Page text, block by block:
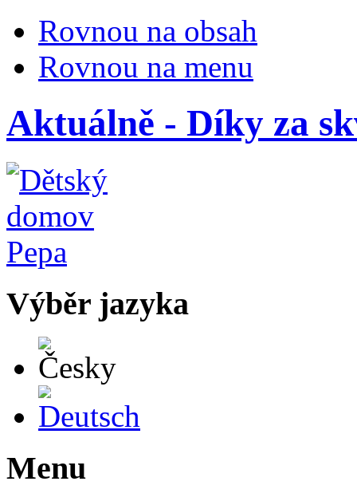
Rovnou na obsah
Rovnou na menu
Aktuálně - Díky za
Výběr jazyka
Menu